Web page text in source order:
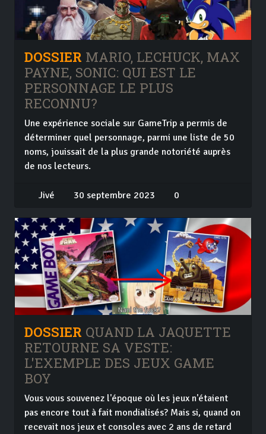
DOSSIER MARIO, LECHUCK, MAX
PAYNE, SONIC: QUI EST LE
PERSONNAGE LE PLUS
RECONNU?
Une expérience sociale sur GameTrip a permis de
déterminer quel personnage, parmi une liste de 50
noms, jouissait de la plus grande notoriété auprès
de nos lecteurs.
Jivé 30 septembre 2023 0
DOSSIER QUAND LA JAQUETTE
RETOURNE SA VESTE:
L'EXEMPLE DES JEUX GAME
BOY
Vous vous souvenez l'époque où les jeux n'étaient
pas encore tout à fait mondialisés? Mais si, quand on
recevait nos jeux et consoles avec 2 ans de retard